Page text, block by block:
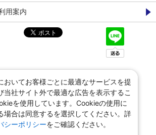
用案内
おいてお客様ごとに最適なサービスを提
当社サイト外で最適な広告を表示するこ
を使用しています。Cookieの使用に
場合は同意するを選択してください。詳
シーポリシーをご確認ください。